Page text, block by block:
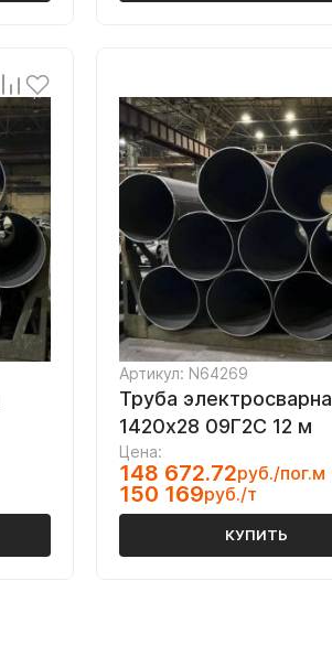
Артикул: N64269
Труба
1420х28 09Г2С 12 м
Цена:
148 672.72руб./пог.м
150 169руб./т
КУПИТЬ